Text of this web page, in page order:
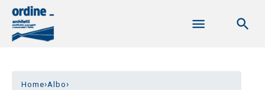
Home›Albo›